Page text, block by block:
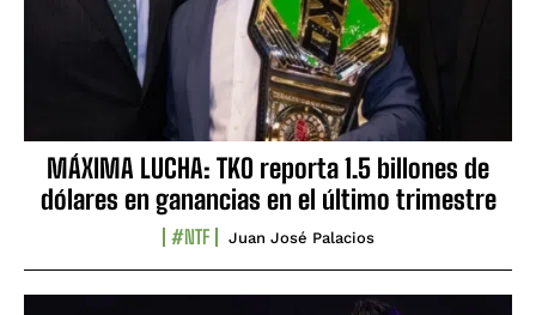
MÁXIMA LUCHA: TKO reporta 1.5 billones de
dólares en ganancias en el último trimestre
#NTF Juan José Palacios